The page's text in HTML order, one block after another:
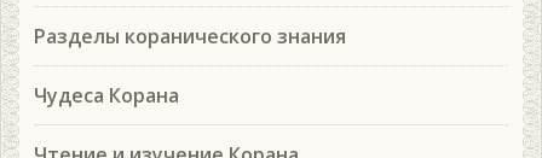
Разделы коранического знания
Чудеса Корана